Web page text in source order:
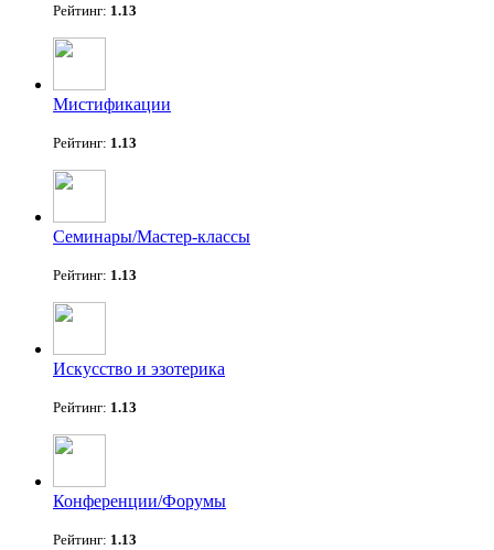
Рейтинг: 1.13
Мистификации
Рейтинг: 1.13
Семинары/Мастер-классы
Рейтинг: 1.13
Искусство и эзотерика
Рейтинг: 1.13
Конференции/Форумы
Рейтинг: 1.13